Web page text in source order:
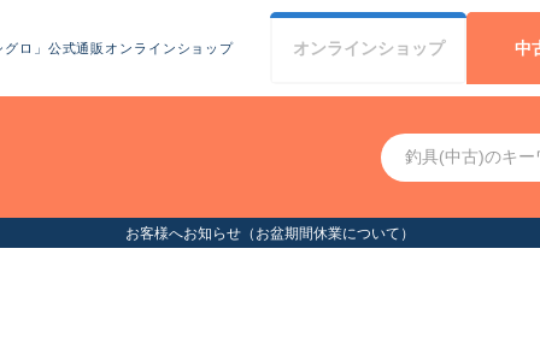
ロ」公式通販オンラインショップ オンラインショップ 中
お客様へお知らせ（お盆期間休業について）